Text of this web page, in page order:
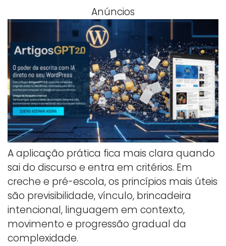
Anúncios
A aplicação prática fica mais clara quando
sai do discurso e entra em critérios. Em
creche e pré-escola, os princípios mais úteis
são previsibilidade, vínculo, brincadeira
intencional, linguagem em contexto,
movimento e progressão gradual da
complexidade.